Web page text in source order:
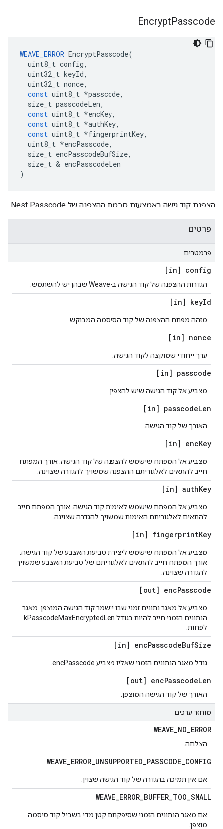
EncryptPasscode
WEAVE_ERROR EncryptPasscode(
uint8_t config,
uint32_t keyId,
uint32_t nonce,
const uint8_t *passcode,
size_t passcodeLen,
const uint8_t *encKey,
const uint8_t *authKey,
const uint8_t *fingerprintKey,
uint8_t *encPasscode,
size_t encPasscodeBufSize,
size_t & encPasscodeLen
)
הצפנת קוד גישה באמצעות סכמת ההצפנה של Nest Passcode.
פרטים
פרמטרים
[in] config
הגדרות ההצפנה של קוד הגישה ב-Weave שבהן יש להשתמש.
[in] keyId
מזהה מפתח ההצפנה של קוד הסיסמה המבוקש.
[in] nonce
ערך ייחודי שמוקצה לקוד הגישה.
[in] passcode
מצביע אל קוד הגישה שיש להצפין.
[in] passcodeLen
האורך של קוד הגישה.
[in] encKey
מצביע אל המפתח שישמש להצפנה של קוד הגישה. אורך המפתח
חייב להתאים לאלגוריתם ההצפנה שמשויך להגדרה שצוינה.
[in] authKey
מצביע אל המפתח שישמש לאימות קוד הגישה. אורך המפתח חייב
להתאים לאלגוריתם האימות שמשויך להגדרה שצוינה.
[in] fingerprintKey
מצביע אל המפתח שישמש ליצירת טביעת האצבע של קוד הגישה.
אורך המפתח חייב להתאים לאלגוריתם של טביעת האצבע שמשויך
להגדרה שצוינה.
[out] encPasscode
מצביע אל מאגר נתונים זמני שבו יישמר קוד הגישה המוצפן. מאגר
הנתונים הזמני חייב להיות בגודל kPasscodeMaxEncryptedLen
לפחות.
[in] encPasscodeBufSize
גודל מאגר הנתונים הזמני שאליו מצביע encPasscode.
[out] encPasscodeLen
האורך של קוד הגישה המוצפן.
מוחזר ערכים
WEAVE_NO_ERROR
הצלחה.
WEAVE_ERROR_UNSUPPORTED_PASSCODE_CONFIG
אם אין תמיכה בהגדרה של קוד הגישה שצוין.
WEAVE_ERROR_BUFFER_TOO_SMALL
אם מאגר הנתונים הזמני שסיפקתם קטן מדי בשביל קוד סיסמה
מוצפן.